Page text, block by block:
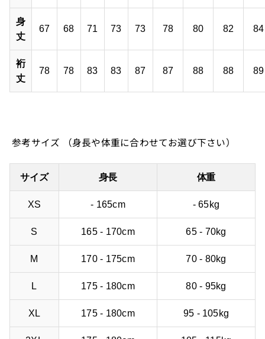
身
丈
67 68 71 73 73 78 80 82 84
裄
丈
78 78 83 83 87 87 88 88 89
参考サイズ （身長や体重に合わせてお選び下さい）
サイズ 身長 体重
XS - 165cm - 65kg
S 165 - 170cm 65 - 70kg
M 170 - 175cm 70 - 80kg
L 175 - 180cm 80 - 95kg
XL 175 - 180cm 95 - 105kg